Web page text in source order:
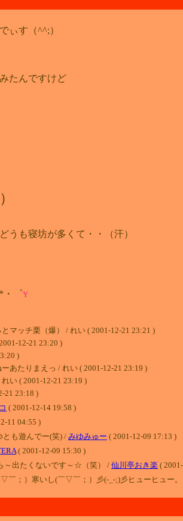
ぃす（^^;）
たんですけど
うも寝坊が多くて・・（汗）
・゜Y
マッチ栗（爆） / れい ( 2001-12-21 23:21 )
12-21 23:20 )
)
あたりまえっ / れい ( 2001-12-21 23:19 )
い ( 2001-12-21 23:19 )
21 23:18 )
( 2001-12-14 19:58 )
11 04:55 )
も遊んでー(笑) / みゆみゅー ( 2001-12-09 17:13 )
( 2001-12-09 15:30 )
出たくないです～☆（笑） / 仙川亭おき楽 (
￣；）寒いし(￣▽￣；）彡(-_-;)彡ヒューヒュー